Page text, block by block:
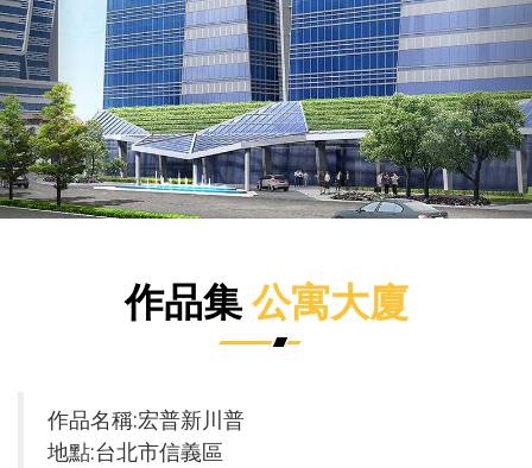
作品集公寓大廈
作品名稱:宏普新川普
地點:台北市信義區